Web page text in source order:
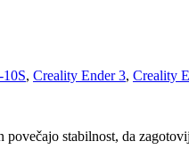
, Creality Ender 3, Creality
stabilnost, da